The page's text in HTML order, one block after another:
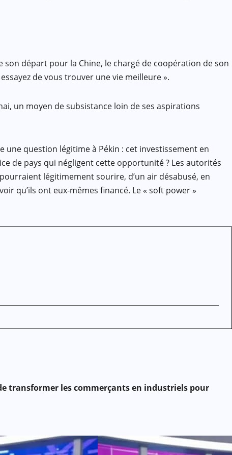
son départ pour la Chine, le chargé de coopération de son
de vous trouver une vie meilleure ».
un moyen de subsistance loin de ses aspirations
une question légitime à Pékin : cet investissement en
de pays qui négligent cette opportunité ? Les autorités
légitimement sourire, d’un air désabusé, en
qu’ils ont eux-mêmes financé. Le « soft power »
transformer les commerçants en industriels pour